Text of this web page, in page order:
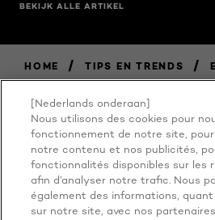
BEKIJK ALLE ARTIKEL
HOME / TIPS EN TRENDS /
[Nederlands onderaan]
Nous utilisons des cookies pour
fonctionnement de notre site,
notre contenu et nos publicités,
fonctionnalités disponibles sur les
afin d’analyser notre trafic. Nous
également des informations,
sur notre site, avec nos